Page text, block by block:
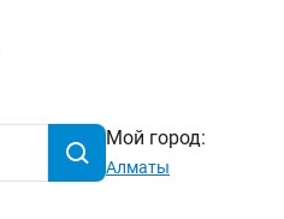
Мой город:
Алматы